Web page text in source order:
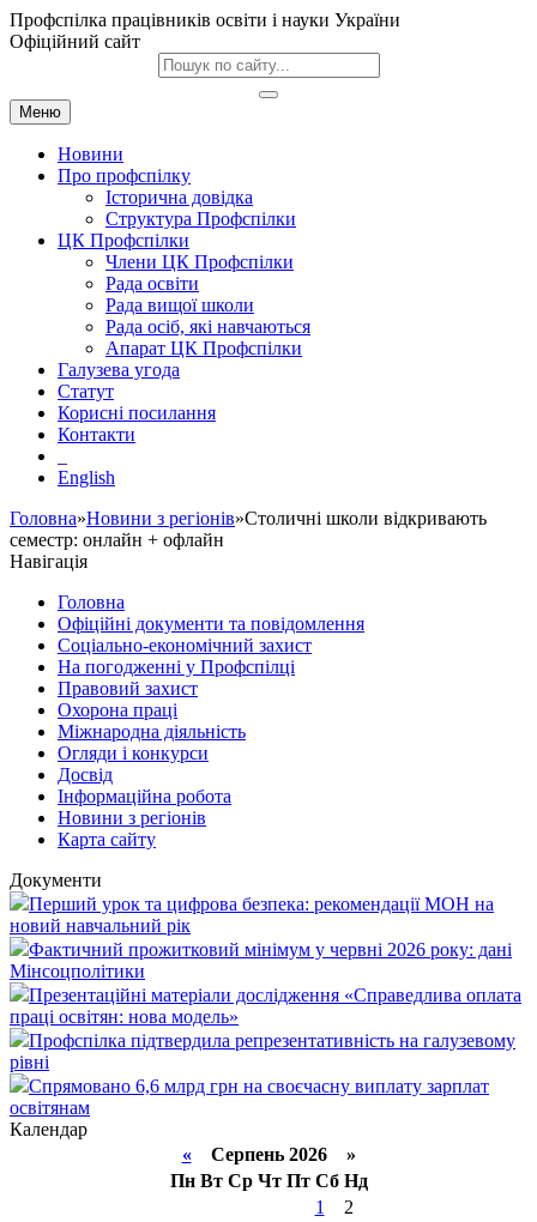
Профспілка працівників освіти і науки України
Офіційний сайт
Меню
Новини
Про профспілку
Історична довідка
Структура Профспілки
ЦК Профспілки
Члени ЦК Профспілки
Рада освіти
Рада вищої школи
Рада осіб, які навчаються
Апарат ЦК Профспілки
Галузева угода
Статут
Корисні посилання
Контакти
English
Головна»Новини з регіонів»Столичні школи відкривають
семестр: онлайн + офлайн
Навігація
Головна
Офіційні документи та повідомлення
Соціально-економічний захист
На погодженні у Профспілці
Правовий захист
Охорона праці
Міжнародна діяльність
Огляди і конкурси
Досвід
Інформаційна робота
Новини з регіонів
Карта сайту
Документи
Перший урок та цифрова безпека: рекомендації МОН на
новий навчальний рік
Фактичний прожитковий мінімум у червні 2026 року: дані
Мінсоцполітики
Презентаційні матеріали дослідження «Справедлива оплата
праці освітян: нова модель»
Профспілка підтвердила репрезентативність на галузевому
рівні
Спрямовано 6,6 млрд грн на своєчасну виплату зарплат
освітянам
Календар
«Серпень 2026 »
Пн Вт Ср Чт Пт Сб Нд
1
2